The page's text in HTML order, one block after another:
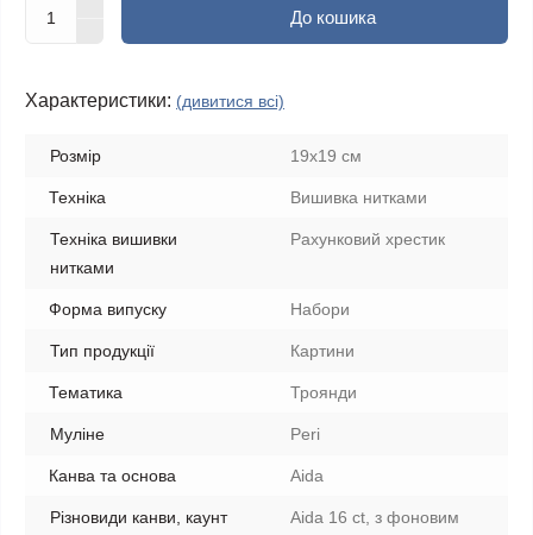
До кошика
Характеристики: (дивитися всі)
Розмір 19х19 см
Техніка Вишивка нитками
Техніка вишивки
нитками
Рахунковий хрестик
Форма випуску Набори
Тип продукції Картини
Тематика Троянди
Муліне Peri
Канва та основа Aida
Різновиди канви, каунт
Aida 16 ct, з фоновим